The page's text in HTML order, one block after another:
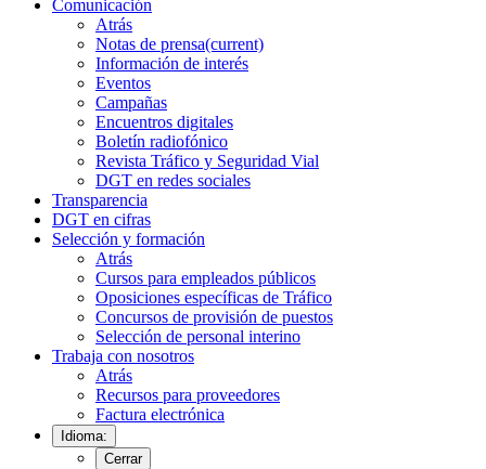
Comunicación
Atrás
Notas de prensa(current)
Información de interés
Eventos
Campañas
Encuentros digitales
Boletín radiofónico
Revista Tráfico y Seguridad Vial
DGT en redes sociales
Transparencia
DGT en cifras
Selección y formación
Atrás
Cursos para empleados públicos
Oposiciones específicas de Tráfico
Concursos de provisión de puestos
Selección de personal interino
Trabaja con nosotros
Atrás
Recursos para proveedores
Factura electrónica
Idioma:
Cerrar